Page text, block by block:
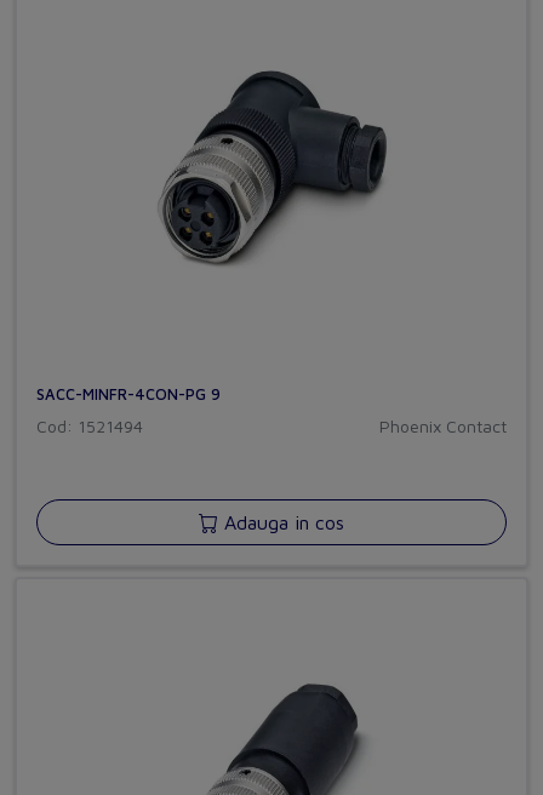
SACC-MINFR-4CON-PG 9
Cod: 1521494 Phoenix Contact
Adauga in cos